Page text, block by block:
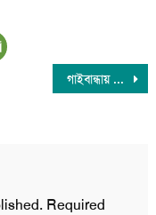
গাইবান্ধায় দুর্বৃত্তদের হামলায় বৈষম্যবিরোধী ছাত্র আন্দোলনের ৩ নেতা আহত
Required